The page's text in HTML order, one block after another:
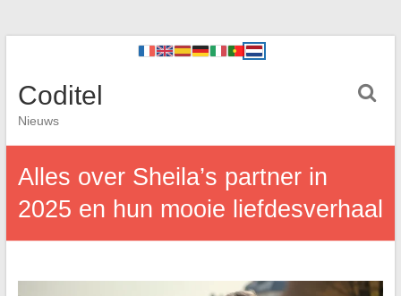
Coditel
Nieuws
Alles over Sheila’s partner in
2025 en hun mooie liefdesverhaal